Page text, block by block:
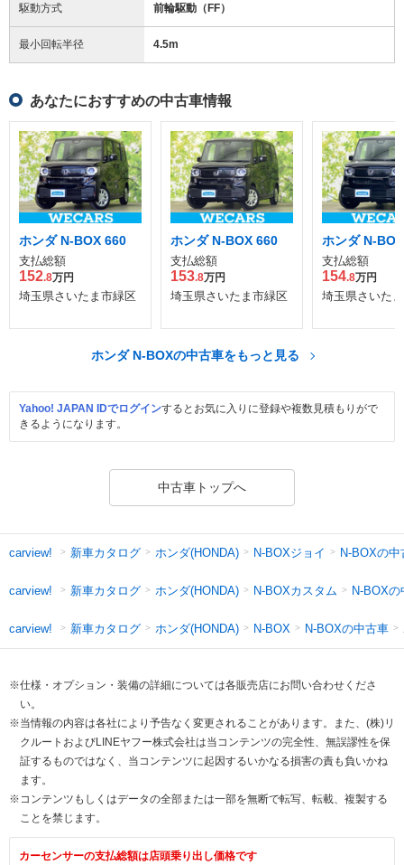
駆動方式 前輪駆動（FF）
最小回転半径 4.5m
あなたにおすすめの中古車情報
ホンダ N-BOX 660
支払総額
152.8万円
埼玉県さいたま市緑区
ホンダ N-BOX 660
支払総額
153.8万円
埼玉県さいたま市緑区
ホンダ N-
支払総額
154.8万円
埼玉県さいた
ホンダ N-BOXの中古車をもっと見る
Yahoo! JAPAN IDでログインするとお気に入りに登録や複数見積もりがで
きるようになります。
中古車トップへ
carview! 新車カタログ ホンダ(HONDA) N-BOXジョイ N-BOXの中
carview! 新車カタログ ホンダ(HONDA) N-BOXカスタム N-BOXの
carview! 新車カタログ ホンダ(HONDA) N-BOX N-BOXの中古車
※仕様・オプション・装備の詳細については各販売店にお問い合わせくださ
い。
※当情報の内容は各社により予告なく変更されることがあります。また、(株)リ
クルートおよびLINEヤフー株式会社は当コンテンツの完全性、無誤謬性を保
証するものではなく、当コンテンツに起因するいかなる損害の責も負いかね
ます。
※コンテンツもしくはデータの全部または一部を無断で転写、転載、複製する
ことを禁じます。
カーセンサーの支払総額は店頭乗り出し価格です